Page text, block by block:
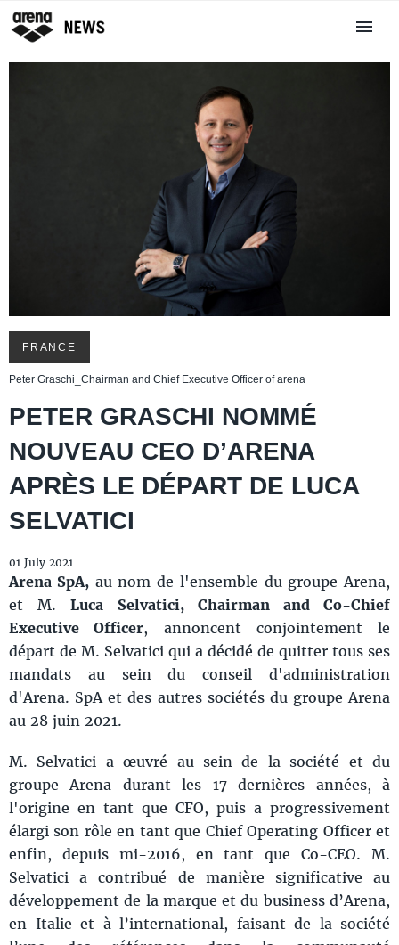
FRANCE
Peter Graschi_Chairman and Chief Executive Officer of arena
PETER GRASCHI NOMMÉ
NOUVEAU CEO D’ARENA
APRÈS LE DÉPART DE LUCA
SELVATICI
01 July 2021
Arena SpA,au nom de l'ensemble du groupe Arena,
et M.Luca Selvatici, Chairman and Co-Chief
Executive Officer, annoncent conjointement le
départ de M. Selvatici qui a décidé de quitter tous ses
mandats au sein du conseil d'administration
d'Arena. SpA et des autres sociétés du groupe Arena
au 28 juin 2021.
M. Selvatici a œuvré au sein de la société et du
groupe Arena durant les 17 dernières années, à
l'origine en tant que CFO, puis a progressivement
élargi son rôle en tant que Chief Operating Officer et
enfin, depuis mi-2016, en tant que Co-CEO. M.
Selvatici a contribué de manière significative au
développement de la marque et du business d’Arena,
en Italie et à l’international, faisant de la société